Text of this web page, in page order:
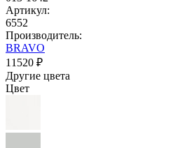
Артикул:
6552
Производитель:
BRAVO
11520 ₽
Другие цвета
Цвет